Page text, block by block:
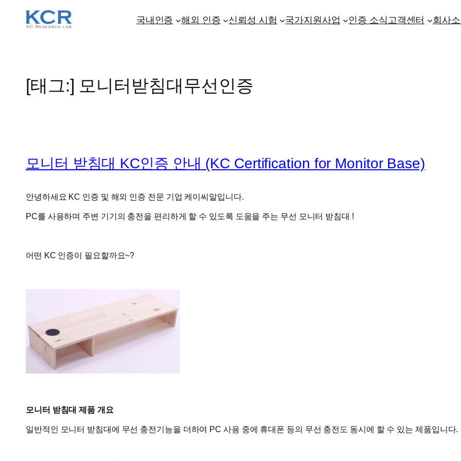
국내인증 해외 인증 신뢰성 시험 국가지원사업 인증 소식고객센터 회사
[태그:] 모니터받침대무선인증
모니터 받침대 KC인증 안내 (KC Certification for Monitor Base)
안녕하세요 KC 인증 및 해외 인증 전문 기업 케이씨알입니다.
PC를 사용하며 주변 기기의 충전을 편리하게 할 수 있도록 도움을 주는 무선 모니터 받침대 !
어떤 KC 인증이 필요할까요~?
모니터 받침대 제품 개요
일반적인 모니터 받침대에 무선 충전기능을 더하여 PC 사용 중에 휴대폰 등의 무선 충전도 동시에 할 수 있는 제품입니다.